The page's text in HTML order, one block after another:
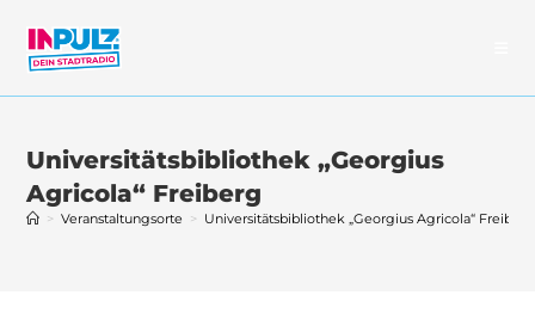
Inhalt
springen
Universitätsbibliothek „Georgius
Agricola“ Freiberg
> Veranstaltungsorte > Universitätsbibliothek „Georgius Agricola“ Freiberg